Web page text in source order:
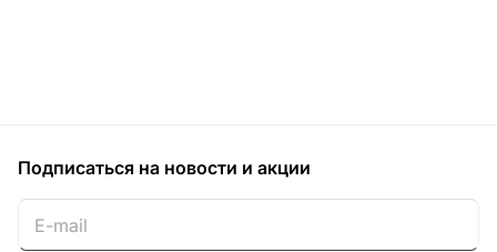
Подписаться на новости и акции